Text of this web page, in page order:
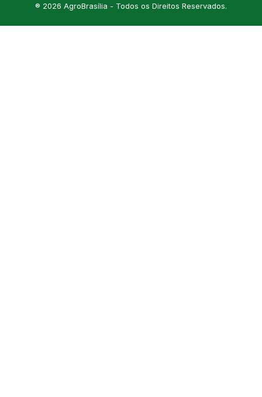
® 2026 AgroBrasília - Todos os Direitos Reservados.